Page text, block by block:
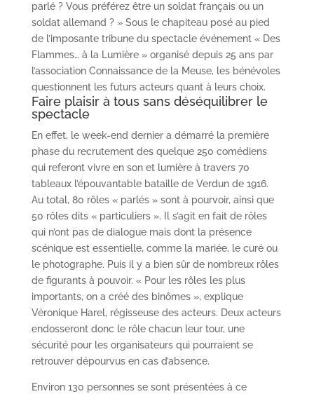
parlé ? Vous préférez être un soldat français ou un
soldat allemand ? » Sous le chapiteau posé au pied
de l’imposante tribune du spectacle événement « Des
Flammes… à la Lumière » organisé depuis 25 ans par
l’association Connaissance de la Meuse, les bénévoles
questionnent les futurs acteurs quant à leurs choix.
Faire plaisir à tous sans déséquilibrer le
spectacle
En effet, le week-end dernier a démarré la première
phase du recrutement des quelque 250 comédiens
qui referont vivre en son et lumière à travers 70
tableaux l’épouvantable bataille de Verdun de 1916.
Au total, 80 rôles « parlés » sont à pourvoir, ainsi que
50 rôles dits « particuliers ». Il s’agit en fait de rôles
qui n’ont pas de dialogue mais dont la présence
scénique est essentielle, comme la mariée, le curé ou
le photographe. Puis il y a bien sûr de nombreux rôles
de figurants à pouvoir. « Pour les rôles les plus
importants, on a créé des binômes », explique
Véronique Harel, régisseuse des acteurs. Deux acteurs
endosseront donc le rôle chacun leur tour, une
sécurité pour les organisateurs qui pourraient se
retrouver dépourvus en cas d’absence.
Environ 130 personnes se sont présentées à ce